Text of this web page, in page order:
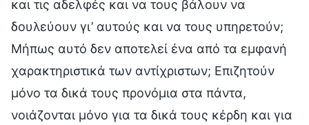
και τις αδελφές και να τους βάλουν να
δουλεύουν γι’ αυτούς και να τους υπηρετούν;
Μήπως αυτό δεν αποτελεί ένα από τα εμφανή
χαρακτηριστικά των αντίχριστων; Επιζητούν
μόνο τα δικά τους προνόμια στα πάντα,
νοιάζονται μόνο για τα δικά τους κέρδη και για